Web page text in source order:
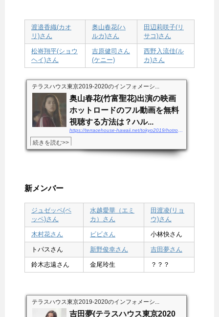
渡邉香織(カオ
リ)さん
奥山春花(ハ
ルカ)さん
田辺莉咲子(リ
サコ)さん
松㟢翔平(ショウ
ヘイ)さん
吉原健司さん
(ケニー)
西野入流佳(ル
カ)さん
テラスハウス東京2019-2020のインフォメーシ...
奥山春花(竹富聖花)出演の映画
ホットロードのフル動画を無料
視聴する方法は？ハル...
続きを読む>>
新メンバー
ジュゼッペ(ペ
ッペ)さん
水越愛華（エミ
カ）さん
田渡凌(リョ
ウ)さん
木村花さん ビビさん 小林快さん
トパスさん 新野俊幸さん 吉田夢さん
鈴木志遠さん 金尾玲生 ？？？
テラスハウス東京2019-2020のインフォメーシ...
吉田夢(テラスハウス東京2020